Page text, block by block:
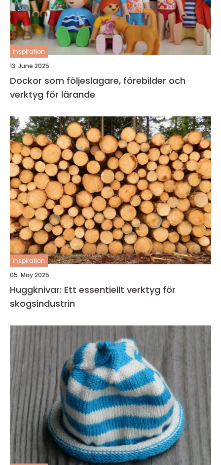
inspiration
13. June 2025
Dockor som följeslagare, förebilder och
verktyg för lärande
inspiration
05. May 2025
Huggknivar: Ett essentiellt verktyg för
skogsindustrin